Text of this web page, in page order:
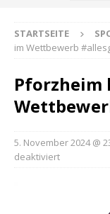
STARTSEITE
im Wettbewerb
Pforzheim
5. November 2024 @
deaktiviert